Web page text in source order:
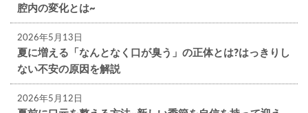
腔内の変化とは~
2026年5月13日
夏に増える「なんとなく口が臭う」の正体とは?はっきりし
ない不安の原因を解説
2026年5月12日